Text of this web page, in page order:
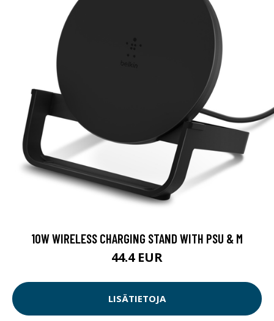
10W WIRELESS CHARGING STAND WITH PSU & M
44.4 EUR
LISÄTIETOJA